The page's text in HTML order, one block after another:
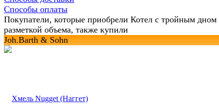
Способы оплаты
Покупатели, которые приобрели Котел с тройным дном
разметкой объема, также купили
Joh.Barth & Sohn